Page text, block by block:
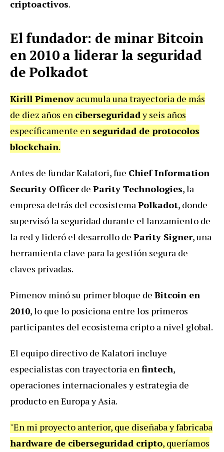
criptoactivos.
El fundador: de minar Bitcoin
en 2010 a liderar la seguridad
de Polkadot
Kirill Pimenov acumula una trayectoria de más
de diez años en ciberseguridady seis años
específicamente en seguridad de protocolos
blockchain.
Antes de fundar Kalatori, fue Chief Information
Security Officerde Parity Technologies, la
empresa detrás del ecosistemaPolkadot, donde
supervisó la seguridad durante el lanzamiento de
la red y lideró el desarrollo de Parity Signer, una
herramienta clave para la gestión segura de
claves privadas.
Pimenov minó su primer bloque de Bitcoin en
2010, lo que lo posiciona entre los primeros
participantes del ecosistema cripto a nivel global.
El equipo directivo de Kalatori incluye
especialistas con trayectoria enfintech,
operaciones internacionales y estrategia de
producto en Europa y Asia.
"En mi proyecto anterior, que diseñaba y fabricaba
hardware de ciberseguridad cripto, queríamos